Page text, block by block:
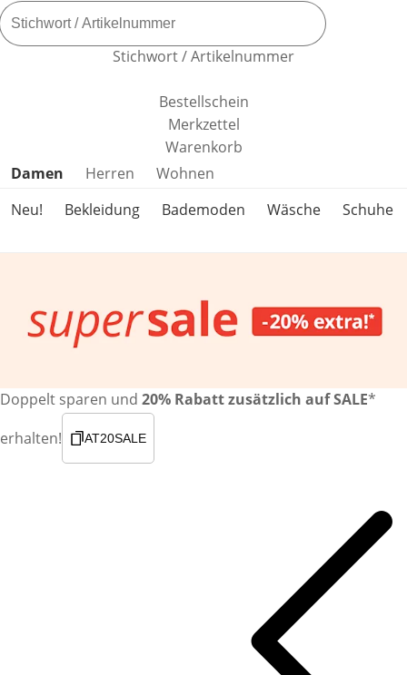
Stichwort / Artikelnummer
Bestellschein
Merkzettel
Warenkorb
Produktkategorien überspringen
Damen Herren
Wohnen
Neu!
Bekleidung Bademoden Wäsche Schuhe
Doppelt sparen und 20% Rabatt zusätzlich auf SALE*
erhalten!
AT20SALE